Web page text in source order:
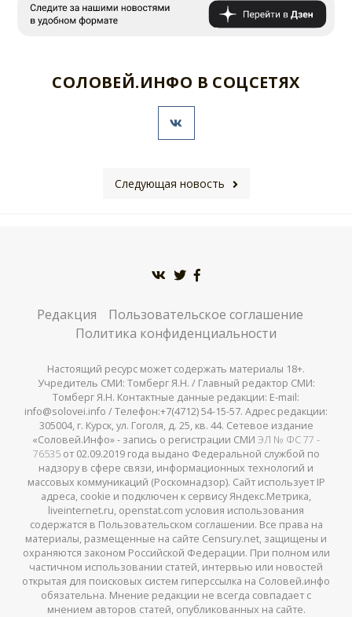
СОЛОВЕЙ.ИНФО В СОЦСЕТЯХ
Следующая новость
Редакция
Пользовательское соглашение
Политика конфиденциальности
Настоящий ресурс может содержать материалы 18+.
Учредитель СМИ: Томберг Я.Н. / Главный редактор СМИ:
Томберг Я.Н. Контактные данные редакции: E-mail:
info@solovei.info / Телефон:+7(4712) 54-15-57. Адрес редакции:
305004, г. Курск, ул. Гоголя, д. 25, кв. 44. Сетевое издание
«Соловей.Инфо» - запись о регистрации СМИ ЭЛ № ФС 77 -
76535от 02.09.2019 года выдано Федеральной службой по
надзору в сфере связи, информационных технологий и
массовых коммуникаций (Роскомнадзор). Сайт использует IP
адреса, cookie и подключен к сервису Яндекс.Метрика,
liveinternet.ru, openstat.com условия использования
содержатся в Пользовательском соглашении. Все права на
материалы, размещенные на сайте Censury.net, защищены и
охраняются законом Российской Федерации. При полном или
частичном использовании статей, интервью или новостей
открытая для поисковых систем гиперссылка на Соловей.инфо
обязательна. Мнение редакции не всегда совпадает с
мнением авторов статей, опубликованных на сайте.